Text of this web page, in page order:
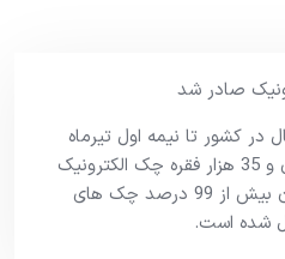
صادر شد
در کشور تا نیمه اول تیرماه
سال جاری، بیش از دو میلیون و 35 هزار فقره چک الکترونیک
ثبت شده است که از این میان بیش از 99 درصد چک های
شده است.